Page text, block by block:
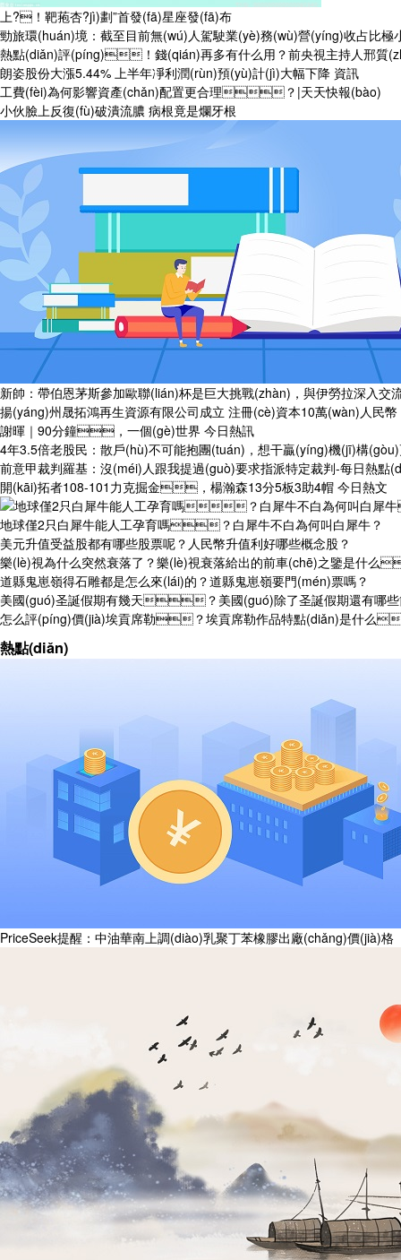
上?！靶菢杏?jì)劃”首發(fā)星座發(fā)布
勁旅環(huán)境：截至目前無(wú)人駕駛業(yè)務(wù)營(yíng)收占比極
熱點(diǎn)評(píng)！錢(qián)再多有什么用？前央視主持人邢質
朗姿股份大漲5.44% 上半年凈利潤(rùn)預(yù)計(jì)大幅下降 資訊
工費(fèi)為何影響資產(chǎn)配置更合理？|天天快報(bào)
小伙臉上反復(fù)破潰流膿 病根竟是爛牙根
新帥：帶伯恩茅斯參加歐聯(lián)杯是巨大挑戰(zhàn)，與伊勞拉深入交
揚(yáng)州晟拓鴻再生資源有限公司成立 注冊(cè)資本10萬(wàn)人民幣
謝暉｜90分鐘，一個(gè)世界 今日熱訊
4年3.5倍老股民：散戶(hù)不可能抱團(tuán)，想干贏(yíng)機(jī)構
前意甲裁判羅基：沒(méi)人跟我提過(guò)要求指派特定裁判-每日熱點
開(kāi)拓者108-101力克掘金，楊瀚森13分5板3助4帽 今日熱文
地球僅2只白犀牛能人工孕育嗎？白犀牛不白為何叫白犀牛？
美元升值受益股都有哪些股票呢？人民幣升值利好哪些概念股？
樂(lè)視為什么突然衰落了？樂(lè)視衰落給出的前車(chē)之鑒是什么
道縣鬼崽嶺得石雕都是怎么來(lái)的？道縣鬼崽嶺要門(mén)票嗎？
美國(guó)圣誕假期有幾天？美國(guó)除了圣誕假期還有哪些
怎么評(píng)價(jià)埃貢席勒？埃貢席勒作品特點(diǎn)是什么
熱點(diǎn)
PriceSeek提醒：中油華南上調(diào)乳聚丁苯橡膠出廠(chǎng)價(jià)格